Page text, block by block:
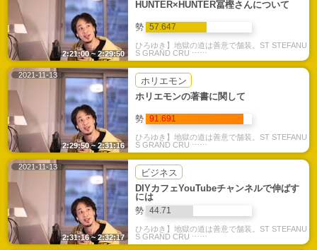
HUNTER×HUNTER冨樫さんについて
勢 57.647
ひろゆき】地獄の道は善意で舗装。ST STEFANU
S GRAND CRU ⋯⋯
2:21:00 ~ 2:29:50
2021-11-13
ホリエモン
ホリエモンの著書に関して
勢 91.691
ひろゆき】地獄の道は善意で舗装。ST STEFANU
S GRAND CRU ⋯⋯
2:29:50 ~ 2:31:16
2021-11-13
ビジネス
DIYカフェYouTubeチャンネルで伸ばす
には
勢 44.71
ひろゆき】地獄の道は善意で舗装。ST STEFANU
S GRAND CRU ⋯⋯
2:31:16 ~ 2:32:17